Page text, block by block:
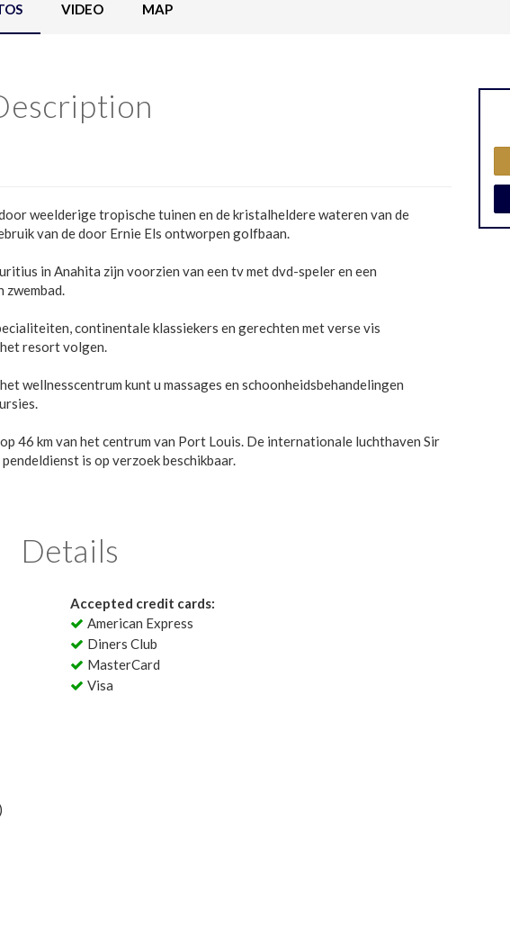
VIDEO MAP
weelderige tropische tuinen en de kristalheldere wateren van de
van de door Ernie Els ontworpen golfbaan.
in Anahita zijn voorzien van een tv met dvd-speler en een
zwembad.
continentale klassiekers en gerechten met verse vis
resort volgen.
wellnesscentrum kunt u massages en schoonheidsbehandelingen
46 km van het centrum van Port Louis. De internationale luchthaven Sir
is op verzoek beschikbaar.
Details
Accepted credit cards:
American Express
Diners Club
MasterCard
Visa